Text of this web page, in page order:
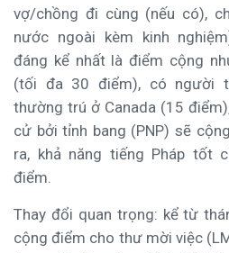
vợ/chồng đi cùng (nếu có),
nước ngoài kèm kinh
đáng kể nhất là điểm cộng
(tối đa 30 điểm), có người
thường trú ở Canada (15
cử bởi tỉnh bang (PNP) sẽ
ra, khả năng tiếng Pháp tốt
điểm.
Thay đổi quan trọng: kể từ
cộng điểm cho thư mời việc